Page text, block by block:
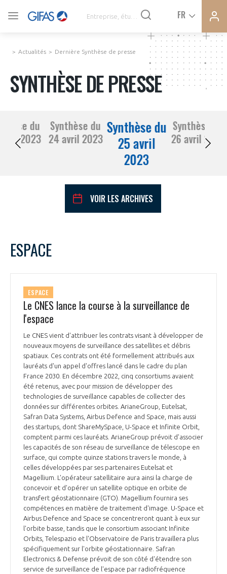
FR
SYNTHÈSE DE PRESSE
COMMUNIQUÉS DE PRESSE
PRÉSENTATION
NOTRE VISION
NOS MISSIONS
NOTRE HISTOIRE
ORGANISATION
L’ÉQUIPE DU GIFAS
NOS RÉSEAUX À L'INTERNATIONAL
FONCTIONNEMENT
GEADS
COMITÉ AERO PME
STARTAIR
COMMISSIONS ET COMITÉS
ACCOMPAGNEMENT DE NOS ADHÉRENTS
LES PROGRAMMES DU GIFAS
UN ÉCOSYSTÈME INTÉGRÉ ET COHÉRENT
POURQUOI DEVENIR MEMBRE ?
LA MÉDIATION
LA MÉDIATION DANS LA FILIÈRE AÉRONAUTIQUE ET SPATIALE
LE MÉDIATEUR DE LA FILIÈRE AÉRONAUTIQUE ET SPATIALE
MÉDIATION ET CHARTE D’ENGAGEMENT SUR LES RELATIONS ENTRE
CLIENTS ET FOURNISSEURS
LA MÉDIATION AU-DELÀ DE LA FILIÈRE AÉRONAUTIQUE ET SPATIALE
PRENDRE CONTACT AVEC LE MÉDIATEUR DE LA FILIÈRE
LE SALON DU BOURGET
L'OBSERVATOIRE
CHIFFRES CLÉS
LES ENJEUX
Actualités Dernière Synthèse de presse
SYNTHÈSE DE PRESSE
du
21 avril 2023
Synthèse du
24 avril 2023
Synthèse du
25 avril
2023
Synthèse du
26 avril 2023
VOIR LES ARCHIVES
1
2
14
ESPACE
ESPACE
Le CNES lance la course à la surveillance de
l'espace
Le CNES vient d'attribuer les contrats visant à développer de
nouveaux moyens de surveillance des satellites et débris
spatiaux. Ces contrats ont été formellement attribués aux
lauréats d'un appel d'offres lancé dans le cadre du plan
France 2030. En décembre 2022, cinq consortiums avaient
été retenus, avec pour mission de développer des
technologies de surveillance capables de collecter des
données sur différentes orbites. ArianeGroup, Eutelsat,
Safran Data Systems, Airbus Defence and Space, mais aussi
des startups, dont ShareMySpace, U-Space et Infinite Orbit,
comptent parmi ces lauréats. ArianeGroup prévoit d'associer
les capacités de son réseau de surveillance de télescope en
surface, qui compte quinze stations travers le monde, à
celles développées par ses partenaires Eutelsat et
Magellium. L'opérateur satellitaire aura ainsi la charge de
concevoir et d'opérer un satellite optique en orbite de
transfert géostationnaire (GTO). Magellium fournira ses
compétences en matière de traitement d'image. U-Space et
Airbus Defence and Space se concentreront quant à eux sur
l'orbite basse, tandis que le consortium associant Infinite
Orbits, Telespazio et l'Observatoire de Paris travaillera plus
spécifiquement sur l'orbite géostationnaire. Safran
Electronics & Defense prévoit de son côté d'étendre son
service de surveillance de l'espace par radiofréquence
VOUS ÊTES ADHÉRENTS
PAS ENCORE ADHÉRENT ?
Rejoignez une filière d’excellence et développez
Découvrez les avantages d'adhérer au GIFAS.
Rencontres, salons, données sectorielles,
programmes ...
DEMANDE D’ADHÉSION
DEMANDE D’ADHÉSION
Avez-vous un statut de droit français ?